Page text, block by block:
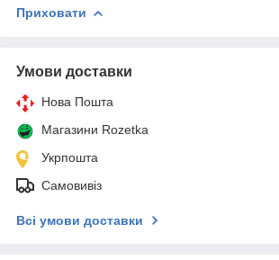
Приховати
Умови доставки
Нова Пошта
Магазини Rozetka
Укрпошта
Самовивіз
Всі умови доставки